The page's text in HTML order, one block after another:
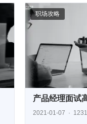
职场攻略
产品经理面试
2021-01-07